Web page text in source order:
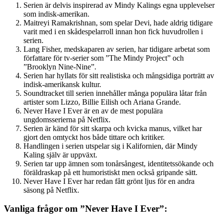
Serien är delvis inspirerad av Mindy Kalings egna upplevelser
som indisk-amerikan.
Maitreyi Ramakrishnan, som spelar Devi, hade aldrig tidigare
varit med i en skådespelarroll innan hon fick huvudrollen i
serien.
Lang Fisher, medskaparen av serien, har tidigare arbetat som
författare för tv-serier som ”The Mindy Project” och
”Brooklyn Nine-Nine”.
Serien har hyllats för sitt realistiska och mångsidiga porträtt av
indisk-amerikansk kultur.
Soundtracket till serien innehåller många populära låtar från
artister som Lizzo, Billie Eilish och Ariana Grande.
Never Have I Ever är en av de mest populära
ungdomsserierna på Netflix.
Serien är känd för sitt skarpa och kvicka manus, vilket har
gjort den omtyckt hos både tittare och kritiker.
Handlingen i serien utspelar sig i Kalifornien, där Mindy
Kaling själv är uppväxt.
Serien tar upp ämnen som tonårsångest, identitetssökande och
föräldraskap på ett humoristiskt men också gripande sätt.
Never Have I Ever har redan fått grönt ljus för en andra
säsong på Netflix.
Vanliga frågor om ”Never Have I Ever”: